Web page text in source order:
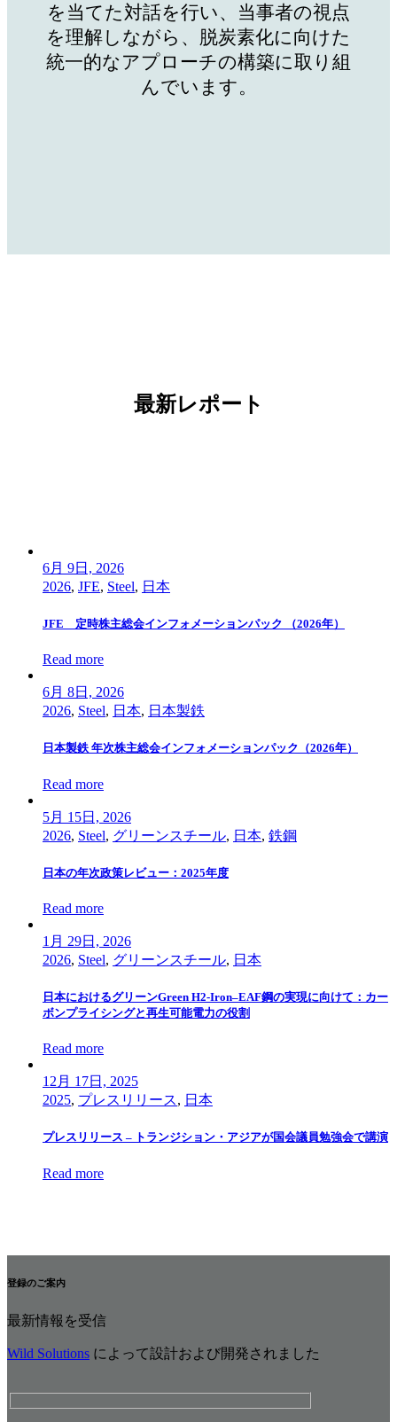
を当てた対話を行い、当事者の視点
を理解しながら、脱炭素化に向けた
統一的なアプローチの構築に取り組
んでいます。
最新レポート
6月 9日, 2026
2026, JFE, Steel, 日本
JFE 定時株主総会インフォメーションパック （2026年）
Read more
6月 8日, 2026
2026, Steel, 日本, 日本製鉄
日本製鉄 年次株主総会インフォメーションパック（2026年）
Read more
5月 15日, 2026
2026, Steel, グリーンスチール, 日本, 鉄鋼
日本の年次政策レビュー：2025年度
Read more
1月 29日, 2026
2026, Steel, グリーンスチール, 日本
日本におけるグリーンGreen H2-Iron–EAF鋼の実現に向けて：カー
ボンプライシングと再生可能電力の役割
Read more
12月 17日, 2025
2025, プレスリリース, 日本
プレスリリース – トランジション・アジアが国会議員勉強会で講演
Read more
登録のご案内
最新情報を受信
Wild Solutions によって設計および開発されました